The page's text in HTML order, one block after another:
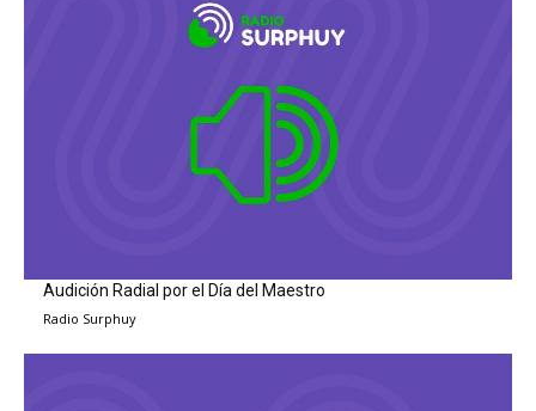
Audición Radial por el Día del Maestro
Radio Surphuy